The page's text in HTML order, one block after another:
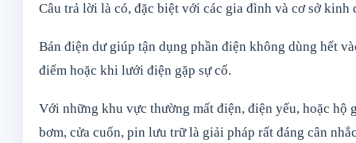
Câu trả lời là có, đặc biệt với các gia đình và cơ sở
Bán điện dư giúp tận dụng phần điện không dùng hết
điểm hoặc khi lưới điện gặp sự cố.
Với những khu vực thường mất điện, điện yếu, hoặc hộ
bơm, cửa cuốn, pin lưu trữ là giải pháp rất đáng cân